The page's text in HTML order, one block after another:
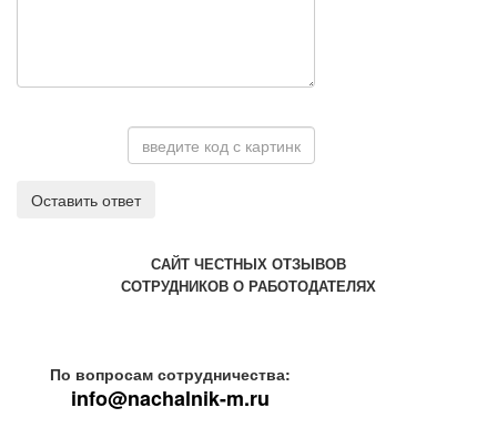
Оставить ответ
САЙТ ЧЕСТНЫХ ОТЗЫВОВ
СОТРУДНИКОВ О РАБОТОДАТЕЛЯХ
По вопросам сотрудничества:
info@nachalnik-m.ru